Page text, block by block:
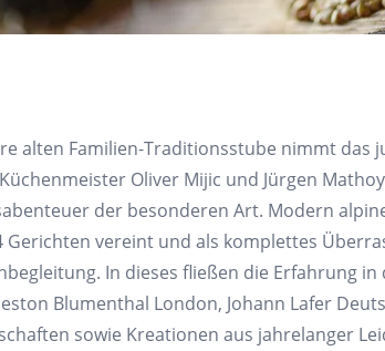
alten Familien-Traditionsstube nimmt das
Küchenmeister Oliver Mijic und Jürgen Mathoy
der besonderen Art. Modern a
Gerichten vereint und als komplettes
In dieses fließen die Erfahrung
Blumenthal London, Johann Lafer
sowie Kreationen aus jahrelanger